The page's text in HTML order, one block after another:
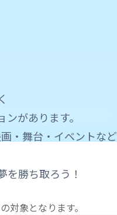
があります。
・舞台・イベントなど
を勝ち取ろう！
象となります。